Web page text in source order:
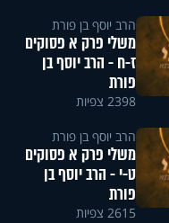
הרב יוסף בן פורת
משלי פרק א פסוקים
ז-ח - הרב יוסף בן
פורת
2398 צפיות
הרב יוסף בן פורת
משלי פרק א פסוקים
ט-י - הרב יוסף בן
פורת
2615 צפיות